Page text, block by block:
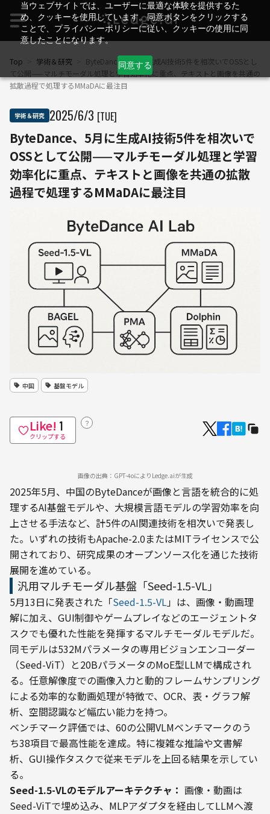
当ウェブサイトでは、ユーザーに最適な体験を提供するた
め、クッキーを使用しています。同意ボタンをクリックする
ことで、プライバシーポリシーに従い、クッキーの使用に同
意したことになります。
同意する
Top 学術＆研究
ByteDance、5月に生成AI技術5件を相次いでOSSとし
て公開——マルチモーダル処理と学習効率化に重点、テキストと画像を共通の
拡散過程で処理するMMaDAに最注目
学術＆研究 2025/6/3 [TUE]
ByteDance、5月に生成AI技術5件を相次いで
OSSとして公開——マルチモーダル処理と学習
効率化に重点、テキストと画像を共通の拡散
過程で処理するMMaDAに最注目
中国 基盤モデル
Like! 1
クリップする
？
画像の出典：GPT-4oによりLedge.aiが生成
2025年5月、中国のByteDanceが画像と言語を統合的に処
理するAI基盤モデルや、大規模言語モデルの学習効率を向
上させる手法など、計5件のAI関連技術を相次いで発表し
た。いずれの技術もApache-2.0またはMITライセンスで公
開されており、研究成果のオープンソース化を通じた技術
展開を進めている。
汎用マルチモーダル基盤「Seed-1.5-VL」
5月13日に発表された「Seed-1.5-VL」は、画像・動画理
解に加え、GUI制御やゲームプレイなどのエージェントタ
スクでも優れた性能を発揮するマルチモーダルモデルだ。
同モデルは532Mパラメータの専用ビジョンエンコーダー
（Seed-ViT）と20BパラメータのMoE型LLMで構成され
る。任意解像度での画像入力と動的フレームサンプリング
による効率的な動画処理が特徴で、OCR、表・グラフ解
析、空間認識など幅広い能力を持つ。
ベンチマーク評価では、60の公開VLMベンチマークのう
ち38項目で最高性能を達成。特に複雑な推論や文書解
析、GUI操作タスクで従来モデルを上回る結果を示してい
る。
Seed-1.5-VLのモデルアーキテクチャ： 画像・動画は
Seed-ViTで埋め込み、MLPアダプタを経由してLLMへ渡